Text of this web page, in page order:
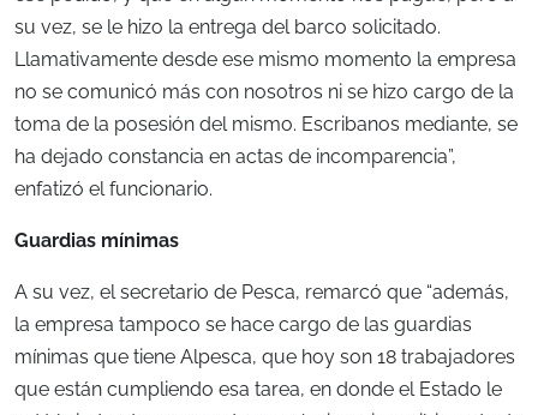
su vez, se le hizo la entrega del barco solicitado.
Llamativamente desde ese mismo momento la empresa
no se comunicó más con nosotros ni se hizo cargo de la
toma de la posesión del mismo. Escribanos mediante, se
ha dejado constancia en actas de incomparencia”,
enfatizó el funcionario.
Guardias mínimas
A su vez, el secretario de Pesca, remarcó que “además,
la empresa tampoco se hace cargo de las guardias
mínimas que tiene Alpesca, que hoy son 18 trabajadores
que están cumpliendo esa tarea, en donde el Estado le